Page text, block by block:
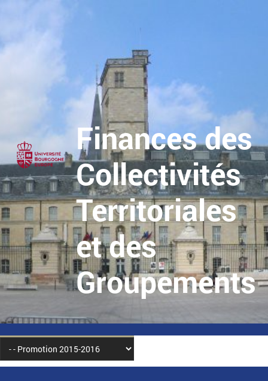
Finances des
Collectivités
Territoriales
et des
Groupements